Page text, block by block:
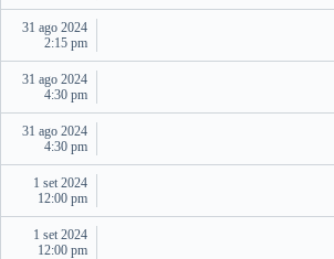
31 ago 2024
2:15 pm
31 ago 2024
4:30 pm
31 ago 2024
4:30 pm
1 set 2024
12:00 pm
1 set 2024
12:00 pm